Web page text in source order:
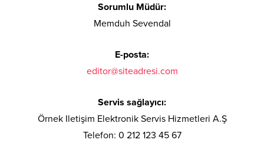
Sorumlu Müdür:
Memduh Sevendal
E-posta:
editor@siteadresi.com
Servis sağlayıcı:
Örnek Iletişim Elektronik Servis Hizmetleri A.Ş
Telefon: 0 212 123 45 67